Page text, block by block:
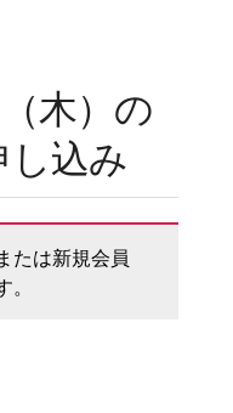
木）の
し込み
たは新規会員